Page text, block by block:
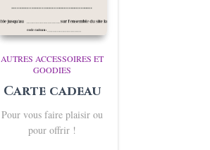
AUTRES ACCESSOIRES ET
GOODIES
Carte cadeau
Pour vous faire plaisir ou
pour offrir !